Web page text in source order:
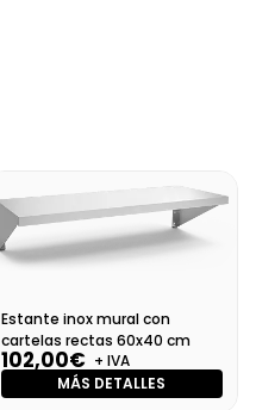
Estante inox mural con
cartelas rectas 60x40 cm
102,00€ + IVA
MÁS DETALLES